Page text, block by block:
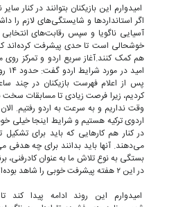
امیدوارم این بازیکنان بتوانند در کنار
اگر استانداردها و شایستگی‌های لازم را
آسیایی ناگویا و سپس رقابت‌های
خوشحالی است تا حدی پیشرفت کرده‌اند که
هم کمک کنند.آغاز سریع اردو و تمرکز روی
پس از اعلام فهرست بازیکنان در چند
کردیم، زیرا فرصت زیادی تا مسابقات سخت
وقت نداریم و به سرعت به اردو رفتیم.
اردوی ترکیه هستیم و شرایط اینجا خیلی
در کنار هم کارهایی که باید برای
می‌دهند‌. آنها باید بدانند برای چه هدفی
بستگی به نوع تلاش ما به عنوان کادرفنی،
در این ۲ هفته پیشرفت خوبی را شاهد بوده‌ایم.
امیدوارم این روند ادامه پیدا کند